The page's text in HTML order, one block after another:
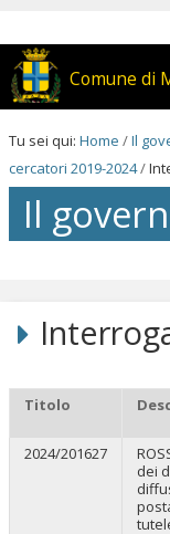
contenuti.
Salta
alla
Comune di
Tu sei qui: Home /Il
cercatori 2019-2024/
Il
Salta
navigazione
Titolo
2024/201627
dei